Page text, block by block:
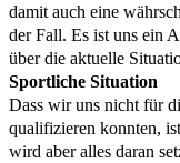
damit auch eine
der Fall. Es ist uns ein
über die aktuelle
Sportliche Situation
Dass wir uns nicht für
qualifizieren konnten,
wird aber alles daran